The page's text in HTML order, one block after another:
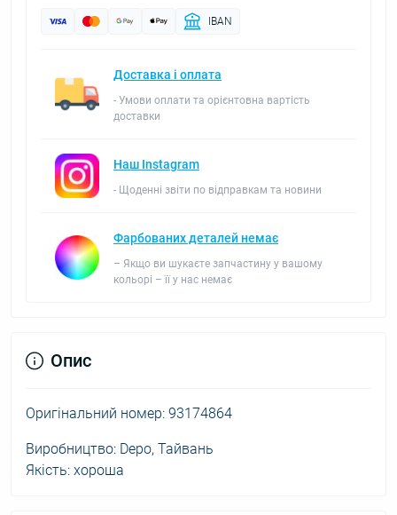
IBAN
Доставка і оплата
- Умови оплати та орієнтовна вартість
доставки
Наш Instagram
- Щоденні звіти по відправкам та новини
Фарбованих деталей немає
– Якщо ви шукаєте запчастину у вашому
кольорі – її у нас немає
Опис
Оригінальний номер: 93174864
Виробництво: Depo, Тайвань
Якість: хороша